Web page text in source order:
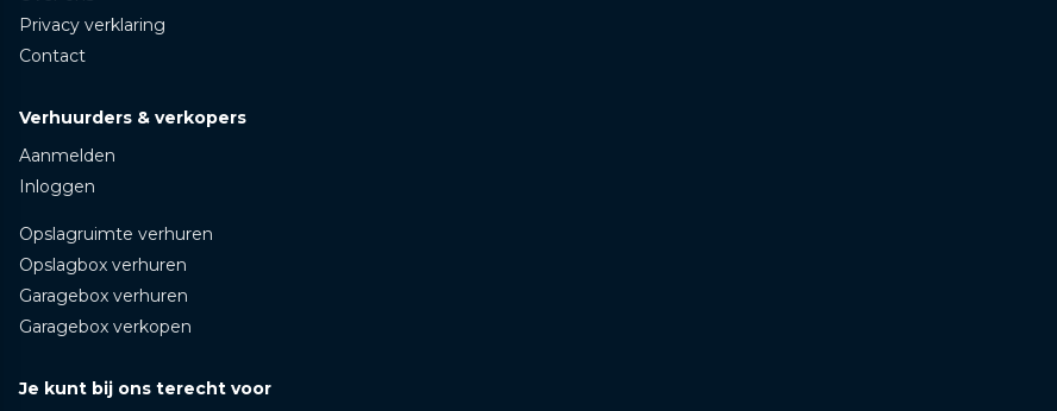
Privacy verklaring
Contact
Verhuurders & verkopers
Aanmelden
Inloggen
Opslagruimte verhuren
Opslagbox verhuren
Garagebox verhuren
Garagebox verkopen
Je kunt bij ons terecht voor